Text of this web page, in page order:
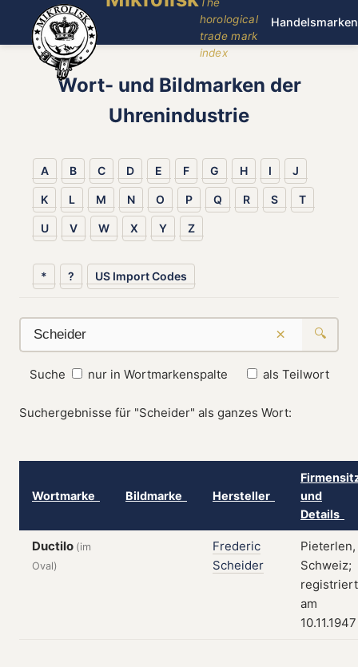
horological
trade mark
index
Handelsmarken
Wort- und Bildmarken der
Uhrenindustrie
A B C D E F G H I J
K L M N O P Q R S T
U V W X Y Z
* ? US Import Codes
× 🔍
Suche nur in Wortmarkenspalte als Teilwort
Suchergebnisse für "Scheider" als ganzes Wort:
Wortmarke Bildmarke Hersteller
und
Details
Ductilo (im
Oval)
Frederic
Scheider
Pieterlen,
Schweiz;
registriert
am
10.11.1947